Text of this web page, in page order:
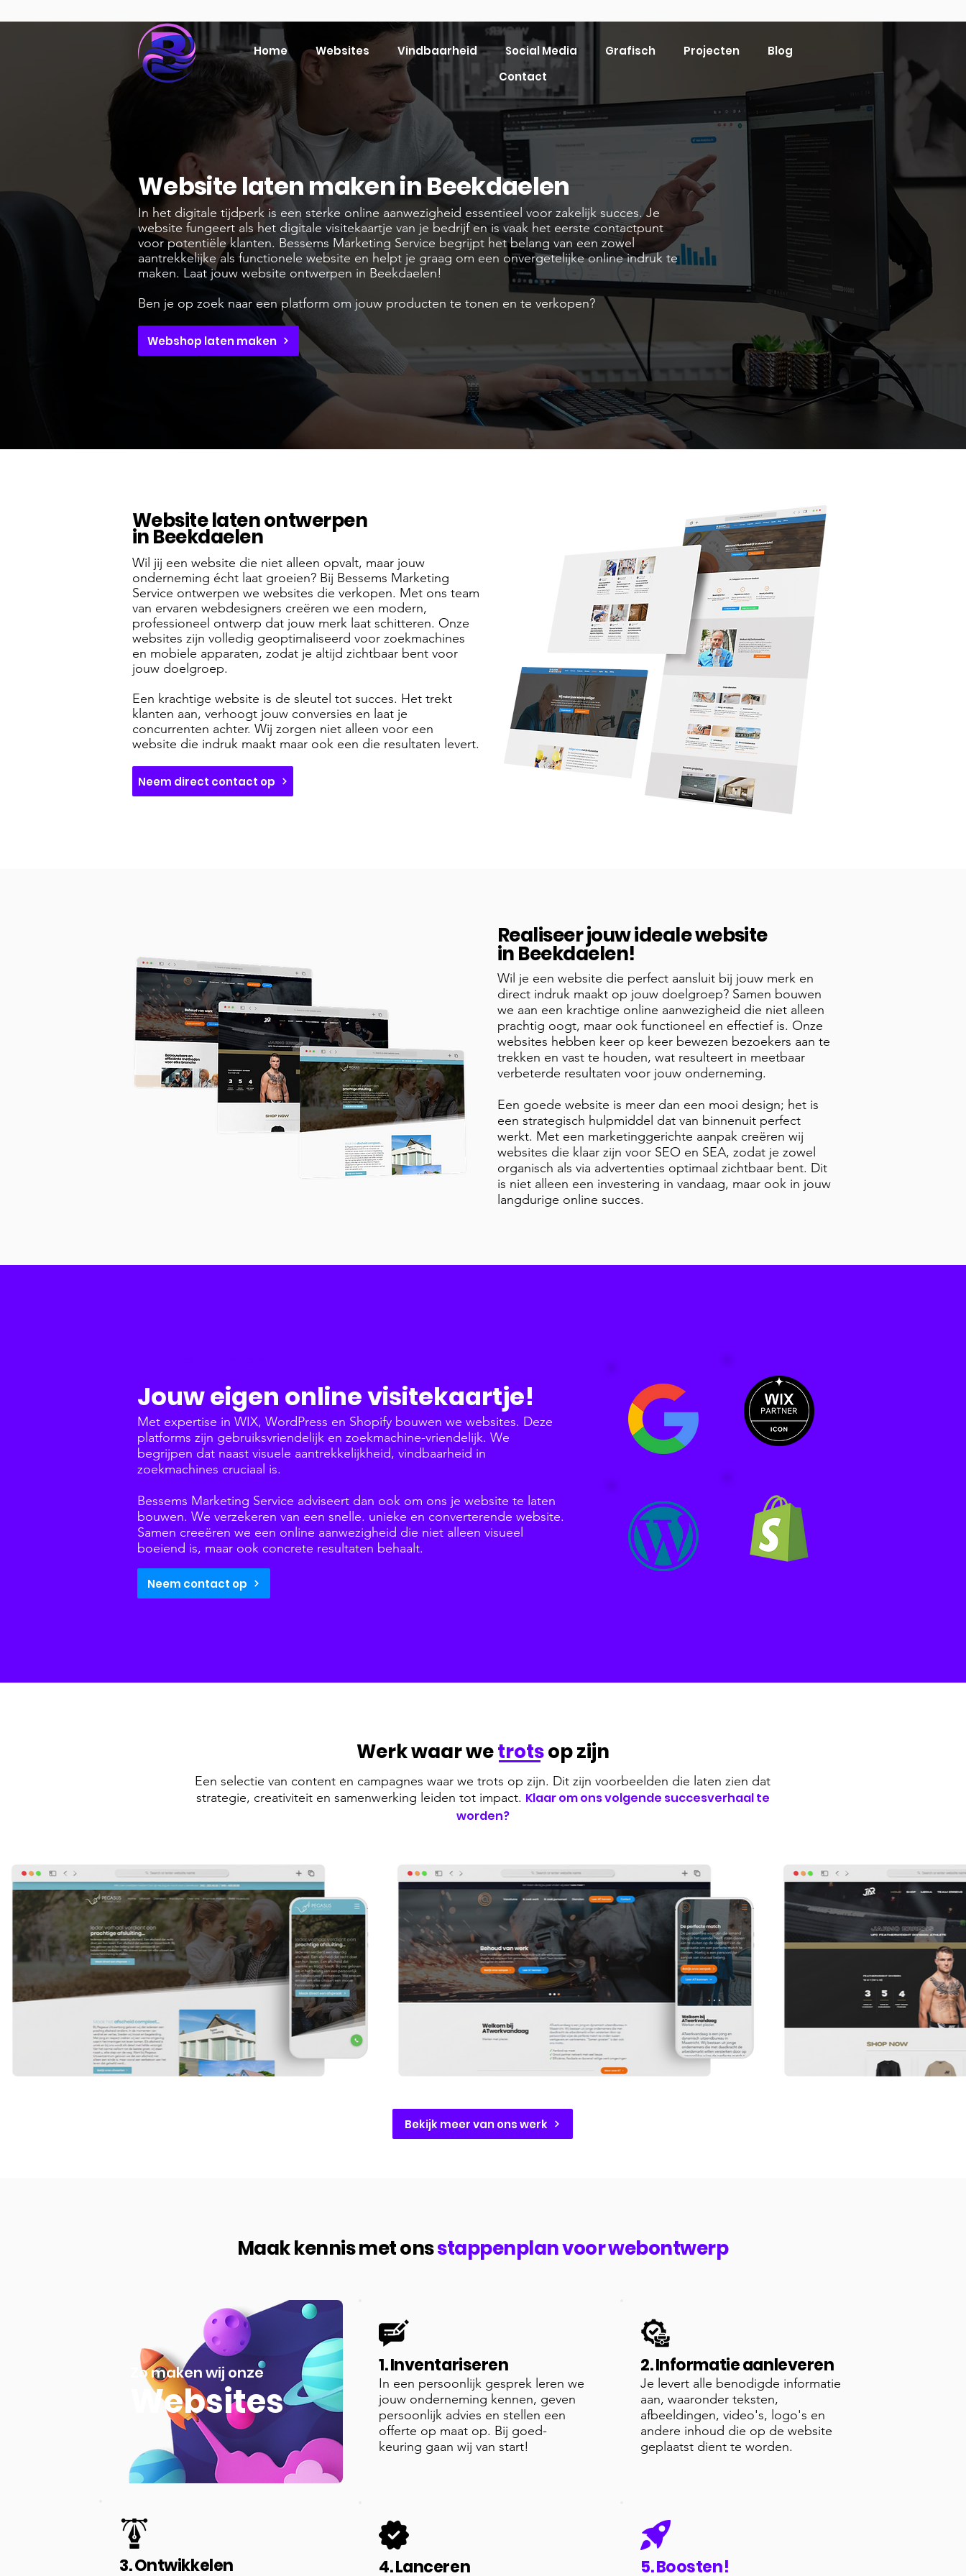
Home Websites Vindbaarheid Social Media Grafisch Projecten
Blog
Contact
Website laten maken in Beekdaelen
In het digitale tijdperk is een sterke online aanwezigheid essentieel voor zakelijk succes. Je
website fungeert als het digitale visitekaartje van je bedrijf en is vaak het eerste contactpunt
voor potentiële klanten. Bessems Marketing Service begrijpt het belang van een zowel
aantrekkelijke als functionele website en helpt je graag om een onvergetelijke online indruk te
maken. Laat jouw website ontwerpen in Beekdaelen!
Ben je op zoek naar een platform om jouw producten te tonen en te verkopen?
Webshop laten maken
Website laten ontwerpen
in Beekdaelen
Wil jij een website die niet alleen opvalt, maar jouw
onderneming écht laat groeien? Bij Bessems Marketing
Service ontwerpen we websites die verkopen. Met ons team
van ervaren webdesigners creëren we een modern,
professioneel ontwerp dat jouw merk laat schitteren. Onze
websites zijn volledig geoptimaliseerd voor zoekmachines
en mobiele apparaten, zodat je altijd zichtbaar bent voor
jouw doelgroep.
Een krachtige website is de sleutel tot succes. Het trekt
klanten aan, verhoogt jouw conversies en laat je
concurrenten achter. Wij zorgen niet alleen voor een
website die indruk maakt maar ook een die resultaten levert.
Neem direct contact op
Realiseer jouw ideale website
in Beekdaelen!
Wil je een website die perfect aansluit bij jouw merk en
direct indruk maakt op jouw doelgroep? Samen bouwen
we aan een krachtige online aanwezigheid die niet alleen
prachtig oogt, maar ook functioneel en effectief is. Onze
websites hebben keer op keer bewezen bezoekers aan te
trekken en vast te houden, wat resulteert in meetbaar
verbeterde resultaten voor jouw onderneming.
Een goede website is meer dan een mooi design; het is
een strategisch hulpmiddel dat van binnenuit perfect
werkt. Met een marketinggerichte aanpak creëren wij
websites die klaar zijn voor SEO en SEA, zodat je zowel
organisch als via advertenties optimaal zichtbaar bent. Dit
is niet alleen een investering in vandaag, maar ook in jouw
langdurige online succes.
Jouw eigen online visitekaartje!
Met expertise in WIX, WordPress en Shopify bouwen we websites. Deze
platforms zijn gebruiksvriendelijk en zoekmachine-vriendelijk. We
begrijpen dat naast visuele aantrekkelijkheid, vindbaarheid in
zoekmachines cruciaal is.
Bessems Marketing Service adviseert dan ook om ons je website te laten
bouwen. We verzekeren van een snelle. unieke en converterende website.
Samen creeëren we een online aanwezigheid die niet alleen visueel
boeiend is, maar ook concrete resultaten behaalt.
Neem contact op
Werk waar wetrotsop zijn
Een selectie van content en campagnes waar we trots op zijn. Dit zijn voorbeelden die laten zien dat
strategie, creativiteit en samenwerking leiden tot impact. Klaar om ons volgende succesverhaal te
worden?
Bekijk meer van ons werk
Maak kennis met onsstappenplan voor webontwerp
1. Inventariseren
In een persoonlijk gesprek leren we
jouw onderneming kennen, geven
persoonlijk advies en stellen een
offerte op maat op. Bij goed-
keuring gaan wij van start!
2. Informatie aanleveren
Je levert alle benodigde informatie
aan, waaronder teksten,
afbeeldingen, video's, logo's en
andere inhoud die op de website
geplaatst dient te worden.
3. Ontwikkelen 4. Lanceren 5. Boosten!
Zo maken wij onze
Websites